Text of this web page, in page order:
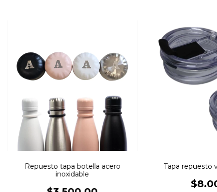
Repuesto tapa botella acero
inoxidable
Tapa repuesto